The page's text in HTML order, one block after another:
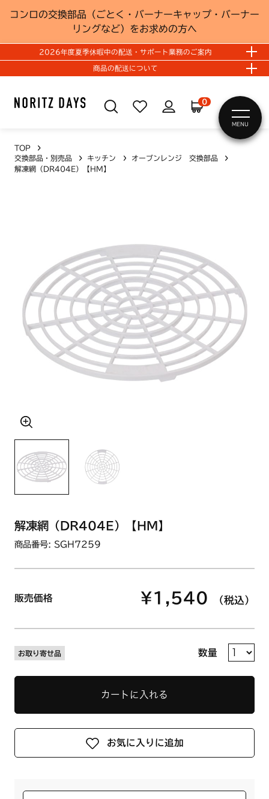
コンロの交換部品（ごとく・バーナーキャップ・バーナー
リングなど）をお求めの方へ
2026年度夏季休暇中の配送・サポート業務のご案内
商品の配送について
0
MENU
TOP
交換部品・別売品
キッチン
オーブンレンジ 交換部品
解凍網（DR404E）【HM】
解凍網（DR404E）【HM】
商品番号: SGH7259
販売価格 ¥1,540 （税込）
お取り寄せ品 数量
カートに入れる
お気に入りに追加